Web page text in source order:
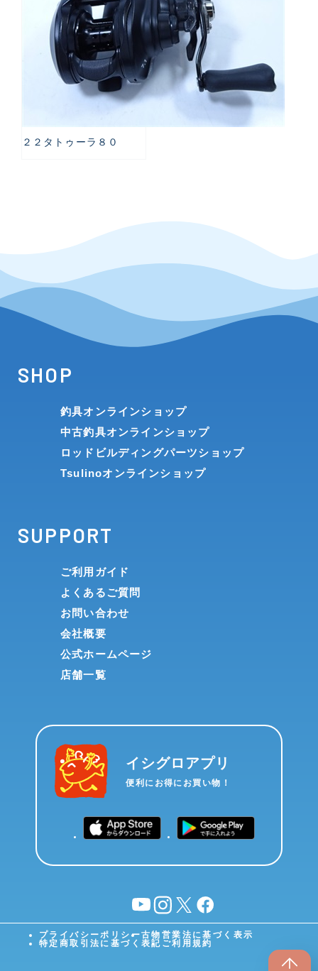
２２タトゥーラ８０
SHOP
釣具オンラインショップ
中古釣具オンラインショップ
ロッドビルディングパーツショップ
Tsulinoオンラインショップ
SUPPORT
ご利用ガイド
よくあるご質問
お問い合わせ
会社概要
公式ホームページ
店舗一覧
イシグロアプリ
便利にお得にお買い物！
YouTubeinstagram
X facebook
プライバシーポリシー古物営業法に基づく表示
特定商取引法に基づく表記 ご利用規約